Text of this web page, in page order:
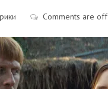
Comments are off